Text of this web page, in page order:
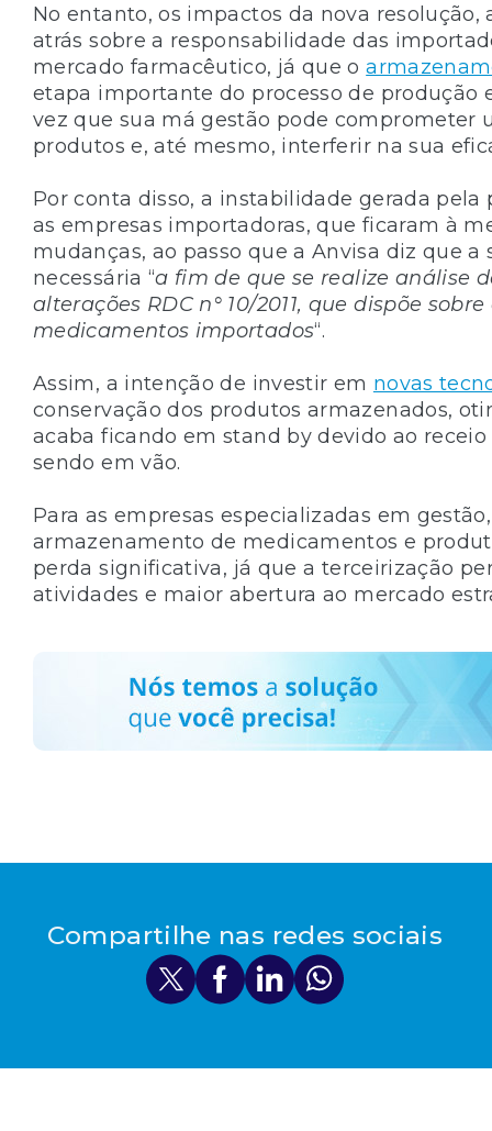
No entanto, os impactos da nova
atrás sobre a responsabilidade das
mercado farmacêutico, já que o
etapa importante do processo de produção
vez que sua má gestão pode comprometer
produtos e, até mesmo, interferir na sua
Por conta disso, a instabilidade gerada
as empresas importadoras, que ficaram à
mudanças, ao passo que a Anvisa diz que a
necessária “a fim de que se realize análise
alterações RDC n° 10/2011, que dispõe
medicamentos importados“.
Assim, a intenção de investir em novas
conservação dos produtos armazenados,
acaba ficando em stand by devido ao
sendo em vão.
Para as empresas especializadas em
armazenamento de medicamentos e
perda significativa, já que a terceirização
atividades e maior abertura ao mercado
Compartilhe nas redes sociais